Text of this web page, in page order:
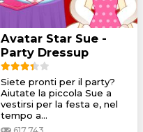
Avatar Star Sue -
Party Dressup
Siete pronti per il party?
Aiutate la piccola Sue a
vestirsi per la festa e, nel
tempo a...